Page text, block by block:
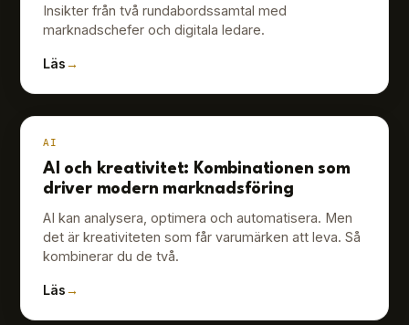
Insikter från två rundabordssamtal med
marknadschefer och digitala ledare.
Läs→
AI
AI och kreativitet: Kombinationen som
driver modern marknadsföring
AI kan analysera, optimera och automatisera. Men
det är kreativiteten som får varumärken att leva. Så
kombinerar du de två.
Läs→